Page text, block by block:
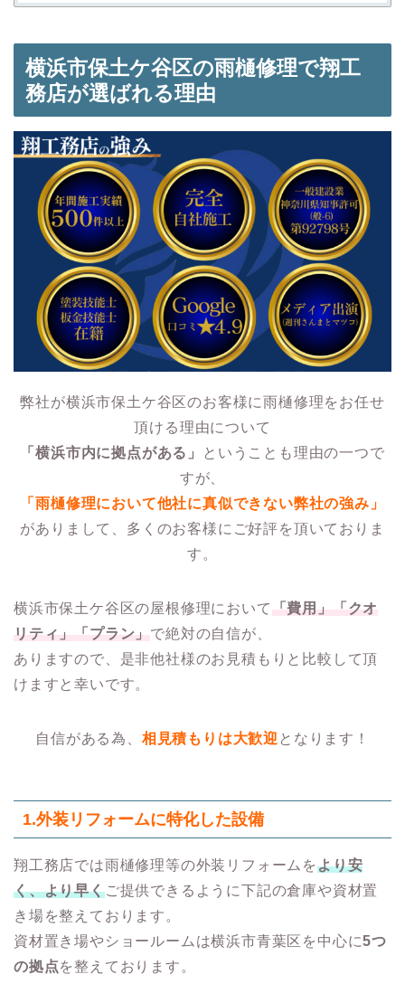
横浜市保土ケ谷区の雨樋修理で翔工
務店が選ばれる理由
弊社が横浜市保土ケ谷区のお客様に雨樋修理をお任せ
頂ける理由について
「横浜市内に拠点がある」
ということも理由の一つで
すが、
「雨樋修理において他社に真似できない弊社の強み」
がありまして、多くのお客様にご好評を頂いておりま
す。
横浜市保土ケ谷区の屋根修理において
「費用」「クオ
リティ」「プラン」 で絶対の自信が、
ありますので、是非他社様のお見積もりと比較して頂
けますと幸いです。
自信がある為、 相見積もりは大歓迎 となります！
1.外装リフォームに特化した設備
翔工務店では雨樋修理等の外装リフォームをより安
く、より早くご提供できるように下記の倉庫や資材置
き場を整えております。
資材置き場やショールームは横浜市青葉区を中心に5つ
の拠点を整えております。